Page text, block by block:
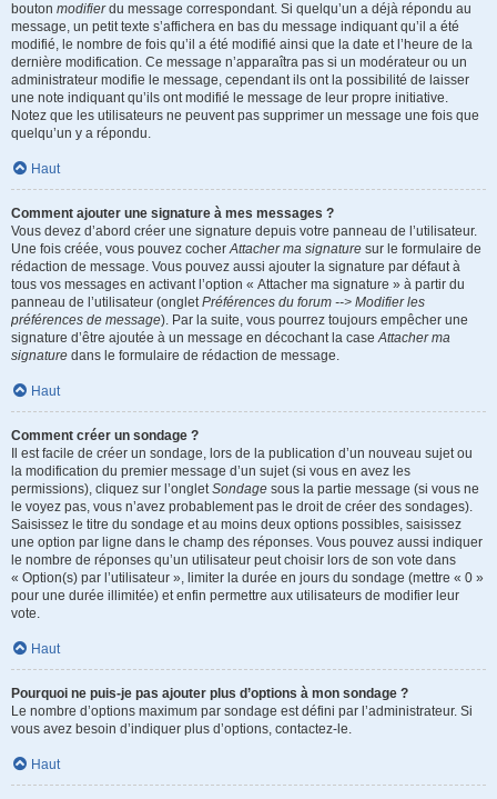
bouton modifierdu message correspondant. Si quelqu’un a déjà répondu au
message, un petit texte s’affichera en bas du message indiquant qu’il a été
modifié, le nombre de fois qu’il a été modifié ainsi que la date et l’heure de la
dernière modification. Ce message n’apparaîtra pas si un modérateur ou un
administrateur modifie le message, cependant ils ont la possibilité de laisser
une note indiquant qu’ils ont modifié le message de leur propre initiative.
Notez que les utilisateurs ne peuvent pas supprimer un message une fois que
quelqu’un y a répondu.
Haut
Comment ajouter une signature à mes messages ?
Vous devez d’abord créer une signature depuis votre panneau de l’utilisateur.
Une fois créée, vous pouvez cocherAttacher ma signature sur le formulaire de
rédaction de message. Vous pouvez aussi ajouter la signature par défaut à
tous vos messages en activant l’option « Attacher ma signature » à partir du
panneau de l’utilisateur (ongletPréférences du forum --> Modifier les
préférences de message). Par la suite, vous pourrez toujours empêcher une
signature d’être ajoutée à un message en décochant la caseAttacher ma
signature dans le formulaire de rédaction de message.
Haut
Comment créer un sondage ?
Il est facile de créer un sondage, lors de la publication d’un nouveau sujet ou
la modification du premier message d’un sujet (si vous en avez les
permissions), cliquez sur l’ongletSondage sous la partie message (si vous ne
le voyez pas, vous n’avez probablement pas le droit de créer des sondages).
Saisissez le titre du sondage et au moins deux options possibles, saisissez
une option par ligne dans le champ des réponses. Vous pouvez aussi indiquer
le nombre de réponses qu’un utilisateur peut choisir lors de son vote dans
« Option(s) par l’utilisateur », limiter la durée en jours du sondage (mettre « 0 »
pour une durée illimitée) et enfin permettre aux utilisateurs de modifier leur
vote.
Haut
Pourquoi ne puis-je pas ajouter plus d’options à mon sondage ?
Le nombre d’options maximum par sondage est défini par l’administrateur. Si
vous avez besoin d’indiquer plus d’options, contactez-le.
Haut